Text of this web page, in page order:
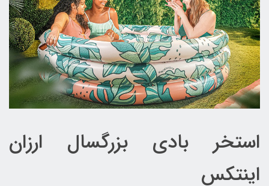
استخر بادی بزرگسال ارزان
اینتکس